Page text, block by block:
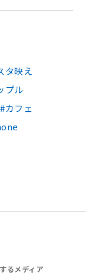
タ映え
プル
カフェ
るメディア